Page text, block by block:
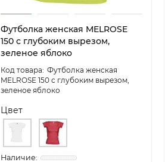
Футболка женская MELROSE
150 с глубоким вырезом,
зеленое яблоко
Футболка женская
MELROSE 150 с глубоким вырезом,
зеленое яблоко
Цвет